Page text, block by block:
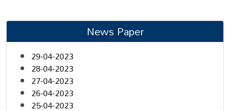
News Paper
29-04-2023
28-04-2023
27-04-2023
26-04-2023
25-04-2023